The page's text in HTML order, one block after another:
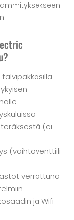
(ei
(vaihtoventtiili -
verrattuna
ja Wifi-